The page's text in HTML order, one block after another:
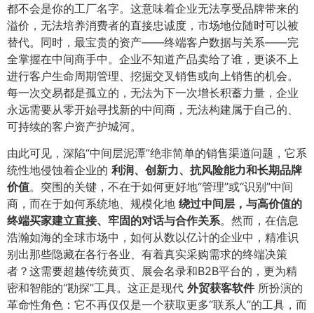
都不会是你的工厂名字。这意味着企业无法享受品牌带来的
溢价，无法培养消费者的直接忠诚度，市场地位随时可以被
替代。同时，最宝贵的资产——终端客户数据与关系——完
全掌握在中间商手中。企业不知道产品卖给了谁，更谈不上
进行客户生命周期管理、挖掘交叉销售或向上销售的机会。
每一次交易都是孤立的，无法为下一次增长积蓄力量，企业
永远需要从零开始寻找新的中间商，无法构建属于自己的、
可持续的客户资产护城河。
由此可见，深陷“中间层泥潭”绝非简单的销售渠道问题，它系
统性地侵蚀着企业的 利润、创新力、抗风险能力和长期品牌
价值​。突围的关键，不在于如何更好地“管理”或“识别”中间
商，而在于如何系统地、规模化地 绕过中间层，与高价值的
终端买家建立直接、牢固的对话与合作关系​。然而，在信息
浩瀚如海的全球市场中，如何从数以亿计的企业中，精准识
别出那些隐藏在各行各业、有着真实采购需求的终端决策
者？这需要超越传统黄页、展会名录和B2B平台的，更为精
密和智能的“勘探”工具。这正是现代 外贸获客软件所扮演的
革命性角色：它不再仅仅是一个获取更多“联系人”的工具，而